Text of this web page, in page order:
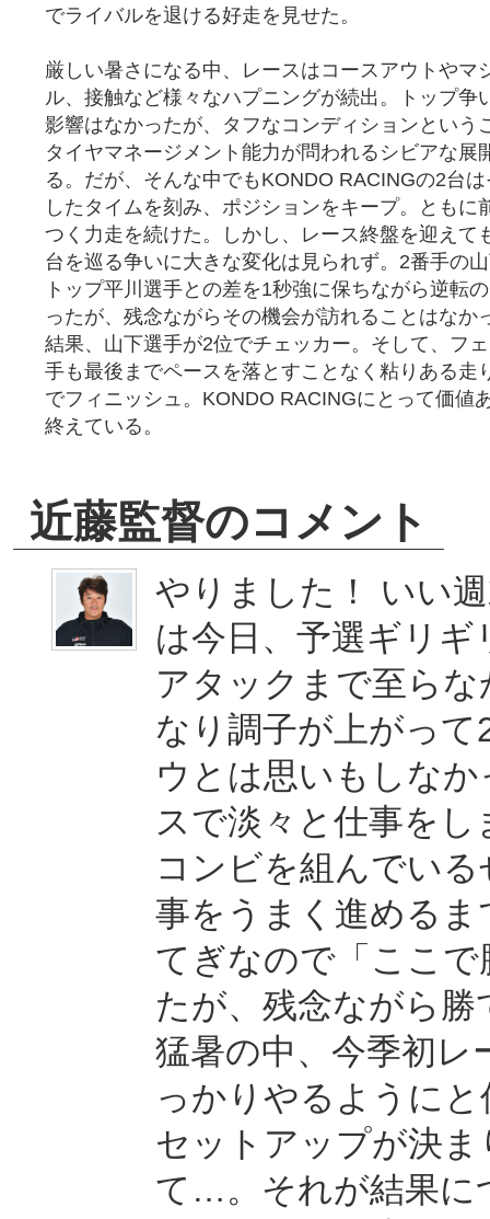
でライバルを退ける好走を見せた。
厳しい暑さになる中、レースはコースアウトやマ
ル、接触など様々なハプニングが続出。トップ争
影響はなかったが、タフなコンディションという
タイヤマネージメント能力が問われるシビアな展
る。だが、そんな中でもKONDO RACINGの2台
したタイムを刻み、ポジションをキープ。ともに
つく力走を続けた。しかし、レース終盤を迎えて
台を巡る争いに大きな変化は見られず。2番手の
トップ平川選手との差を1秒強に保ちながら逆転
ったが、残念ながらその機会が訪れることはなか
結果、山下選手が2位でチェッカー。そして、フ
手も最後までペースを落とすことなく粘りある走
でフィニッシュ。KONDO RACINGにとって価値
終えている。
近藤監督のコメント
やりました！ いい
は今日、予選ギリ
アタックまで至ら
なり調子が上がっ
ウとは思いもしな
スで淡々と仕事を
コンビを組んでい
事をうまく進める
てぎなので「ここ
たが、残念ながら
猛暑の中、今季初
っかりやるように
セットアップが決
て…。それが結果に